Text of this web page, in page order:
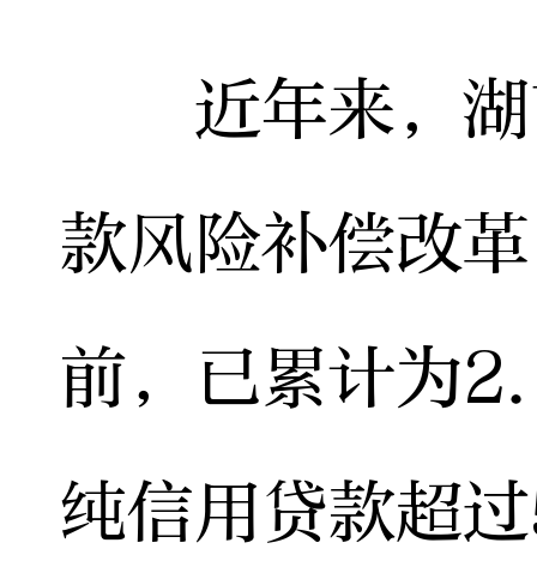
近年来，湖
款风险补偿改
前，已累计为
纯信用贷款超